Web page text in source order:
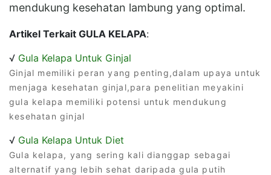
mendukung kesehatan lambung yang optimal.
Artikel Terkait GULA KELAPA:
√ Gula Kelapa Untuk Ginjal
Ginjal memiliki peran yang penting,dalam upaya untuk
menjaga kesehatan ginjal,para penelitian meyakini
gula kelapa memiliki potensi untuk mendukung
kesehatan ginjal
√ Gula Kelapa Untuk Diet
Gula kelapa, yang sering kali dianggap sebagai
alternatif yang lebih sehat daripada gula putih